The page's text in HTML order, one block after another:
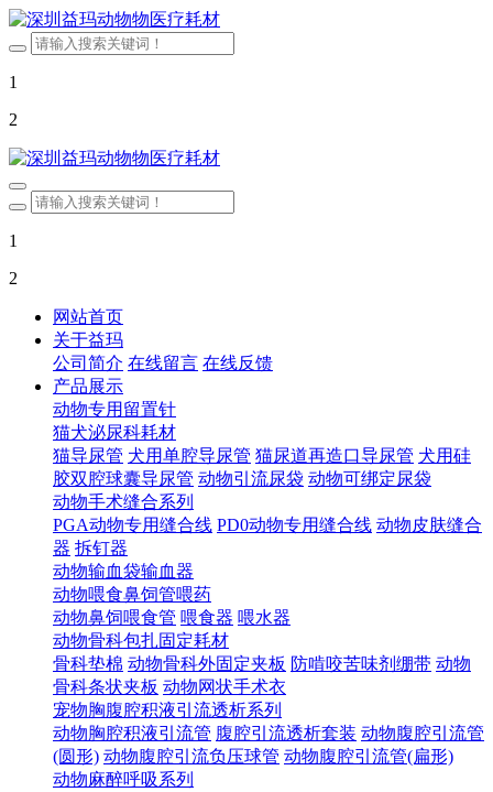
1
2
1
2
网站首页
关于益玛
公司简介 在线留言 在线反馈
产品展示
动物专用留置针
猫犬泌尿科耗材
猫导尿管 犬用单腔导尿管 猫尿道再造口导尿管 犬用硅
胶双腔球囊导尿管 动物引流尿袋 动物可绑定尿袋
动物手术缝合系列
PGA动物专用缝合线 PD0动物专用缝合线 动物皮肤缝合
器 拆钉器
动物输血袋输血器
动物喂食鼻饲管喂药
动物鼻饲喂食管 喂食器 喂水器
动物骨科包扎固定耗材
骨科垫棉 动物骨科外固定夹板 防啃咬苦味剂绷带 动物
骨科条状夹板 动物网状手术衣
宠物胸腹腔积液引流透析系列
动物胸腔积液引流管 腹腔引流透析套装 动物腹腔引流管
(圆形) 动物腹腔引流负压球管 动物腹腔引流管(扁形)
动物麻醉呼吸系列